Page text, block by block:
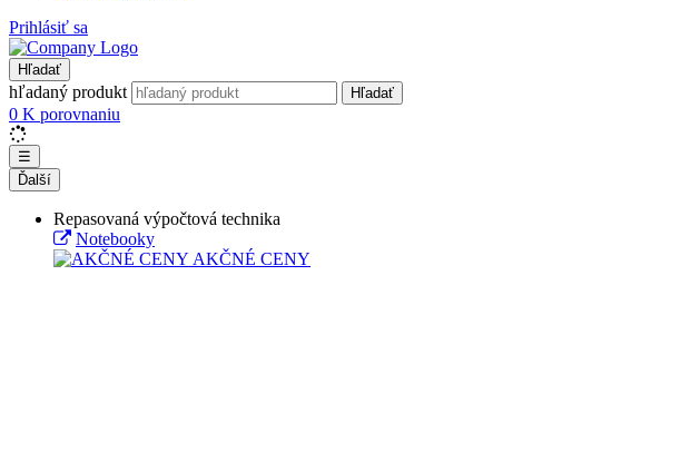
Prihlásiť sa
Hľadať
hľadaný produkt Hľadať
0 K porovnaniu
☰
Ďalší
Repasovaná výpočtová technika
Notebooky
AKČNÉ CENY